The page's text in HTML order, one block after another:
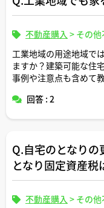
不動産購入 > その
工業地域の用途地域で
ますか？建築可能な住
事例や注意点も含めて
回答 : 2
Q.自宅のとなり
となり固定資産税
不動産購入 > その